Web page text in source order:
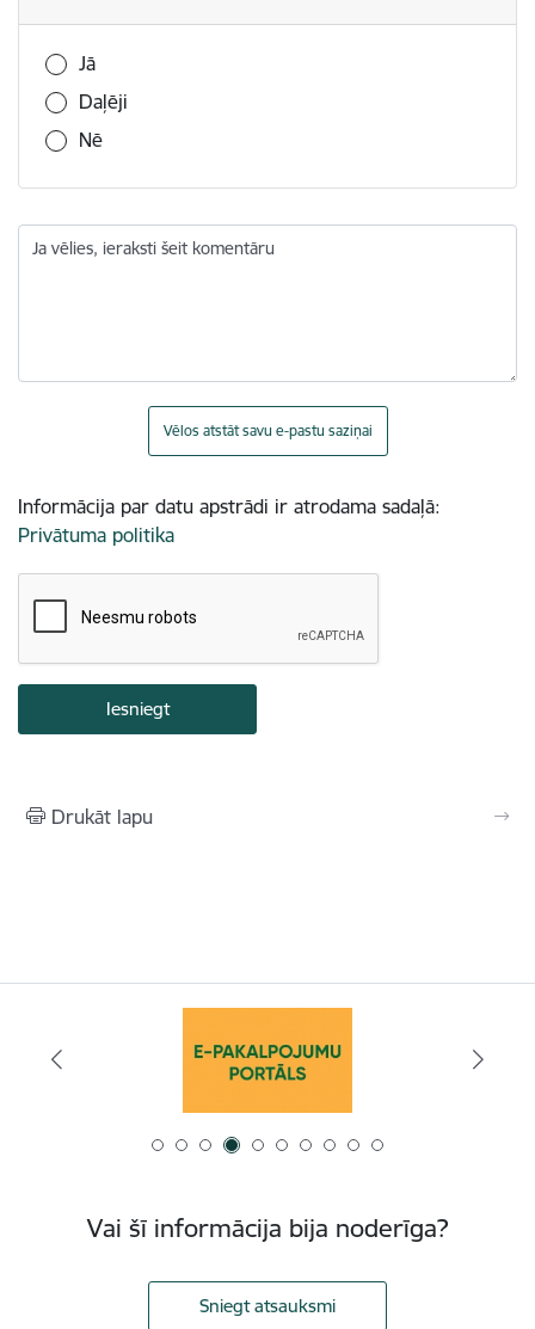
Vai šī informācija bija noderīga?
Jā
Daļēji
Nē
Ja vēlies, ieraksti šeit komentāru
Vēlos atstāt savu e-pastu saziņai
Informācija par datu apstrādi ir atrodama sadaļā:
Privātuma politika
Drukāt lapu
Vai šī informācija bija noderīga?
Sniegt atsauksmi